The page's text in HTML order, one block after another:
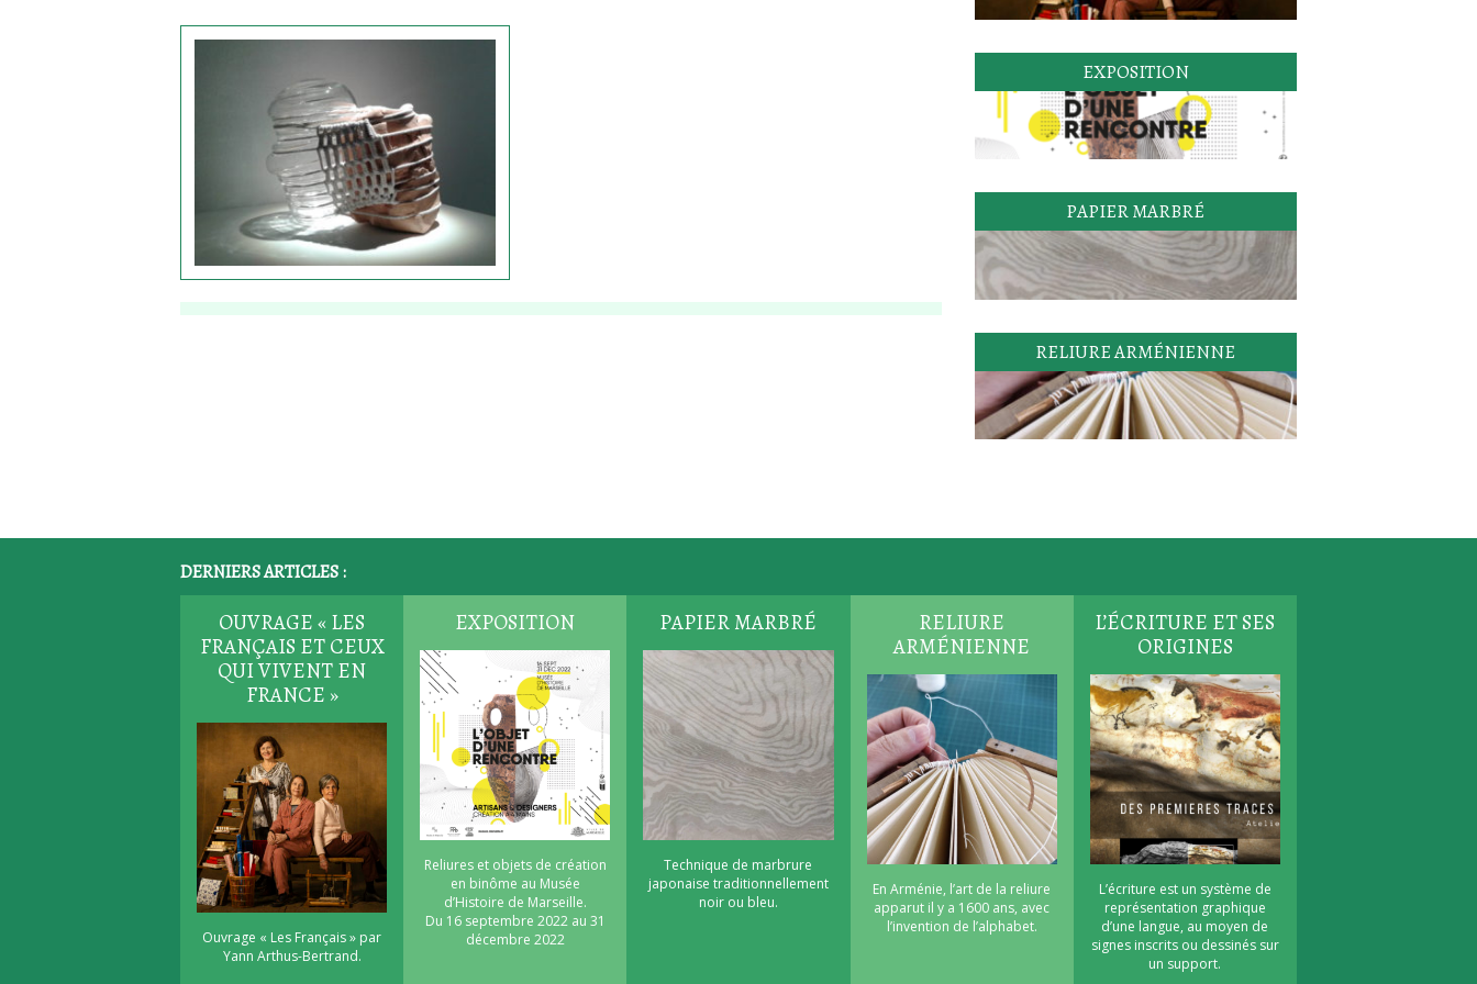
EXPOSITION
PAPIER MARBRÉ
RELIURE ARMÉNIENNE
DERNIERS ARTICLES :
OUVRAGE « LES
FRANÇAIS ET CEUX
QUI VIVENT EN
FRANCE »
Ouvrage « Les Français » par
Yann Arthus-Bertrand.
EXPOSITION
Reliures et objets de création
en binôme au Musée
d’Histoire de Marseille.
Du 16 septembre 2022 au 31
décembre 2022
PAPIER MARBRÉ
Technique de marbrure
japonaise traditionnellement
noir ou bleu.
RELIURE
ARMÉNIENNE
En Arménie, l’art de la reliure
apparut il y a 1600 ans, avec
l’invention de l’alphabet.
L’ÉCRITURE ET SES
ORIGINES
L’écriture est un système de
représentation graphique
d’une langue, au moyen de
signes inscrits ou dessinés sur
un support.